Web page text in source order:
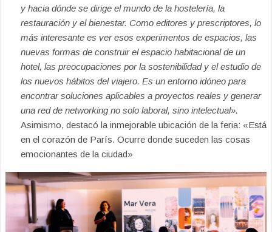
y hacia dónde se dirige el mundo de la hostelería, la
restauración y el bienestar. Como editores y prescriptores, lo
más interesante es ver esos experimentos de espacios, las
nuevas formas de construir el espacio habitacional de un
hotel, las preocupaciones por la sostenibilidad y el estudio de
los nuevos hábitos del viajero. Es un entorno idóneo para
encontrar soluciones aplicables a proyectos reales y generar
una red de networking no solo laboral, sino intelectual».
Asimismo, destacó la inmejorable ubicación de la feria: «Está
en el corazón de París. Ocurre donde suceden las cosas
emocionantes de la ciudad»